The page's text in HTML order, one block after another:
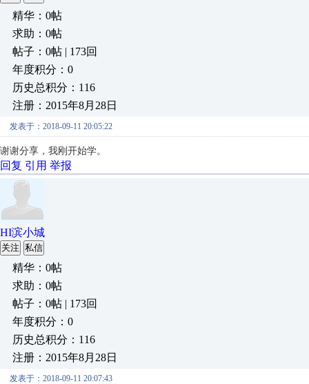
精华：0帖
求助：0帖
帖子：0帖 | 173回
年度积分：0
历史总积分：116
注册：2015年8月28日
发表于：2018-09-11 20:05:22
谢谢分享，我刚开始学。
回复 引用 举报
HI滨小城
关注 私信
精华：0帖
求助：0帖
帖子：0帖 | 173回
年度积分：0
历史总积分：116
注册：2015年8月28日
发表于：2018-09-11 20:07:43